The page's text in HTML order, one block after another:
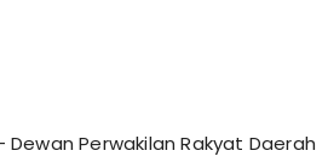
Dewan Perwakilan Rakyat Daerah